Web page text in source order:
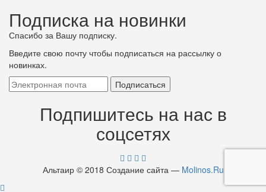
Подписка на новинки
Спасибо за Вашу подписку.
Введите свою почту чтобы подписаться на рассылку о
новинках.
Подпишитесь на нас в
соцсетях
Альтаир © 2018 Создание сайта — Molinos.Ru